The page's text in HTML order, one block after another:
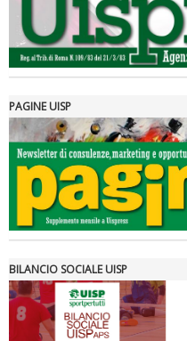
Tiziano Pesce a Radio
PAGINE UISP
BILANCIO SOCIALE UISP